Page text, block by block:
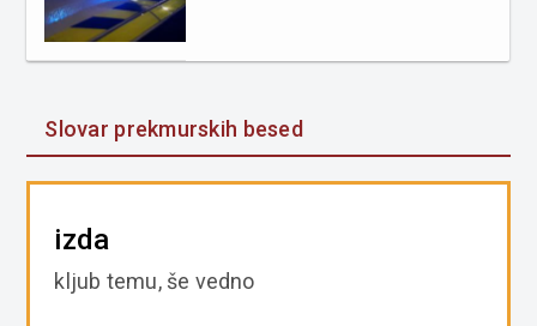
Slovar prekmurskih besed
izda
kljub temu, še vedno